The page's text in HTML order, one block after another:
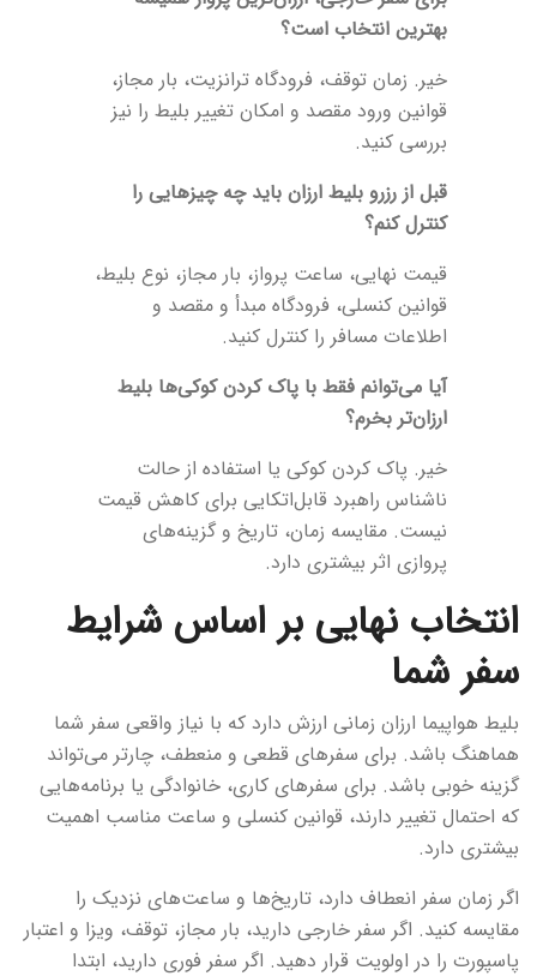
بهترین انتخاب است؟
خیر. زمان توقف، فرودگاه ترانزیت، بار مجاز،
قوانین ورود مقصد و امکان تغییر بلیط را نیز
بررسی کنید.
قبل از رزرو بلیط ارزان باید چه چیزهایی را
کنترل کنم؟
قیمت نهایی، ساعت پرواز، بار مجاز، نوع بلیط،
قوانین کنسلی، فرودگاه مبدأ و مقصد و
اطلاعات مسافر را کنترل کنید.
آیا می‌توانم فقط با پاک کردن کوکی‌ها بلیط
ارزان‌تر بخرم؟
خیر. پاک کردن کوکی یا استفاده از حالت
ناشناس راهبرد قابل‌اتکایی برای کاهش قیمت
نیست. مقایسه زمان، تاریخ و گزینه‌های
پروازی اثر بیشتری دارد.
انتخاب نهایی بر اساس شرایط
سفر شما
بلیط هواپیما ارزان زمانی ارزش دارد که با نیاز واقعی سفر شما
هماهنگ باشد. برای سفرهای قطعی و منعطف، چارتر می‌تواند
گزینه خوبی باشد. برای سفرهای کاری، خانوادگی یا برنامه‌هایی
که احتمال تغییر دارند، قوانین کنسلی و ساعت مناسب اهمیت
بیشتری دارد.
اگر زمان سفر انعطاف دارد، تاریخ‌ها و ساعت‌های نزدیک را
مقایسه کنید. اگر سفر خارجی دارید، بار مجاز، توقف، ویزا و اعتبار
پاسپورت را در اولویت قرار دهید. اگر سفر فوری دارید، ابتدا